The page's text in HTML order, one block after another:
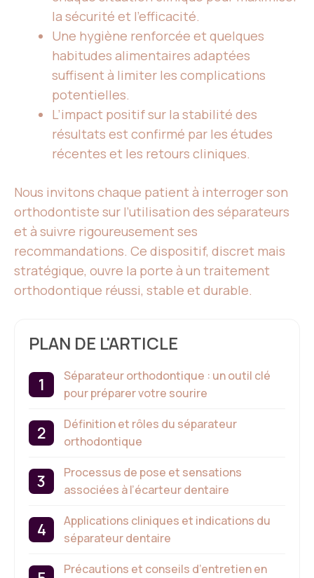
la sécurité et l’efficacité.
Une hygiène renforcée et quelques
habitudes alimentaires adaptées
suffisent à limiter les complications
potentielles.
L’impact positif sur la stabilité des
résultats est confirmé par les études
récentes et les retours cliniques.
Nous invitons chaque patient à interroger son
orthodontiste sur l’utilisation des séparateurs
et à suivre rigoureusement ses
recommandations. Ce dispositif, discret mais
stratégique, ouvre la porte à un traitement
orthodontique réussi, stable et durable.
PLAN DE L'ARTICLE
Séparateur orthodontique : un outil clé
pour préparer votre sourire
Définition et rôles du séparateur
orthodontique
Processus de pose et sensations
associées à l’écarteur dentaire
Applications cliniques et indications du
séparateur dentaire
Précautions et conseils d’entretien en